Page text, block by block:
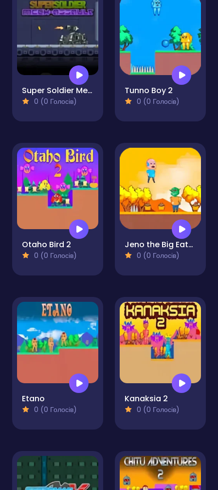
Super Soldier Mech Assault
0 (0 Голосів)
Tunno Boy 2
0 (0 Голосів)
Otaho Bird 2
0 (0 Голосів)
Jeno the Big Eater 2
0 (0 Голосів)
Etano
0 (0 Голосів)
Kanaksia 2
0 (0 Голосів)